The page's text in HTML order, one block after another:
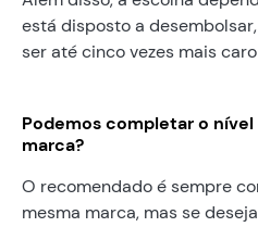
está disposto a
ser até cinco vezes mais
Podemos completar o
marca?
O recomendado é sempre
mesma marca, mas se